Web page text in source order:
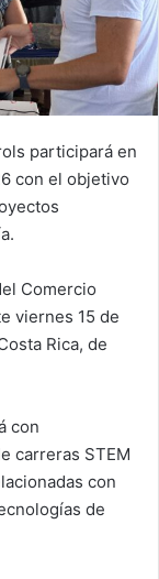
participará en
con el objetivo
Comercio
viernes 15 de
Rica, de
con
carreras STEM
con
de